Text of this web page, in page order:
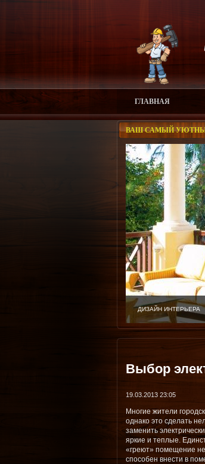
ГЛАВНАЯ
ВАШ САМЫЙ
ДИЗАЙН ИНТЕРЬЕРА
Выбор
19.03.2013 23:05
Многие жители
однако это сделать
заменить
яркие и теплые.
«греют» помещение
способен внести в